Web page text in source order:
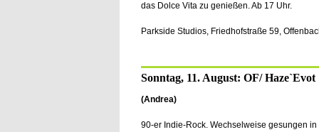
das Dolce Vita zu genießen. Ab 17 Uhr.
Parkside Studios, Friedhofstraße 59,
Sonntag, 11. August: OF/ Haze`Evot
(Andrea)
90-er Indie-Rock. Wechselweise gesungen in